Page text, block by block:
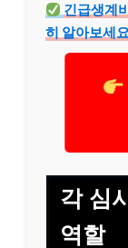
긴급생계
히 알아보세
각 심
역할